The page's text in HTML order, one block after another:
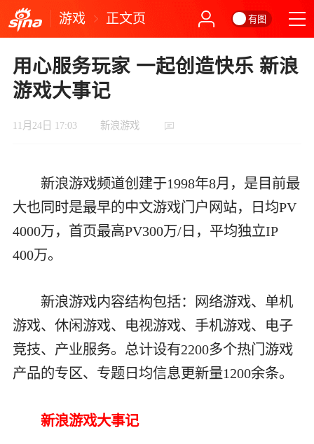
游戏 正文页 有图
用心服务玩家 一起创造快乐 新浪
游戏大事记
11月24日 17:03 新浪游戏
新浪游戏频道创建于1998年8月，是目前最
大也同时是最早的中文游戏门户网站，日均PV
4000万，首页最高PV300万/日，平均独立IP
400万。
新浪游戏内容结构包括：网络游戏、单机
游戏、休闲游戏、电视游戏、手机游戏、电子
竞技、产业服务。总计设有2200多个热门游戏
产品的专区、专题日均信息更新量1200余条。
新浪游戏大事记